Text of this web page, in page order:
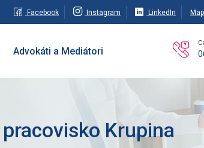
Facebook Instagram LinkedIn
Advokáti a Mediátori
Krupina